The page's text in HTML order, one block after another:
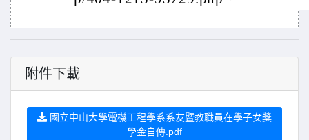
附件下載
國立中山大學電機工程學系系友暨教職員在學子女獎
學金自傳.pdf